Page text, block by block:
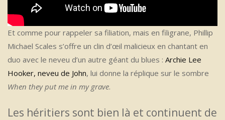
Et comme pour rappeler sa filiation, mais en filigrane, Phillip
Michael Scales s’offre un clin d’œil malicieux en chantant en
duo avec le neveu d’un autre géant du blues : Archie Lee
Hooker, neveu de John, lui donne la réplique sur le sombre
When they put me in my grave.
Les héritiers sont bien là et continuent de